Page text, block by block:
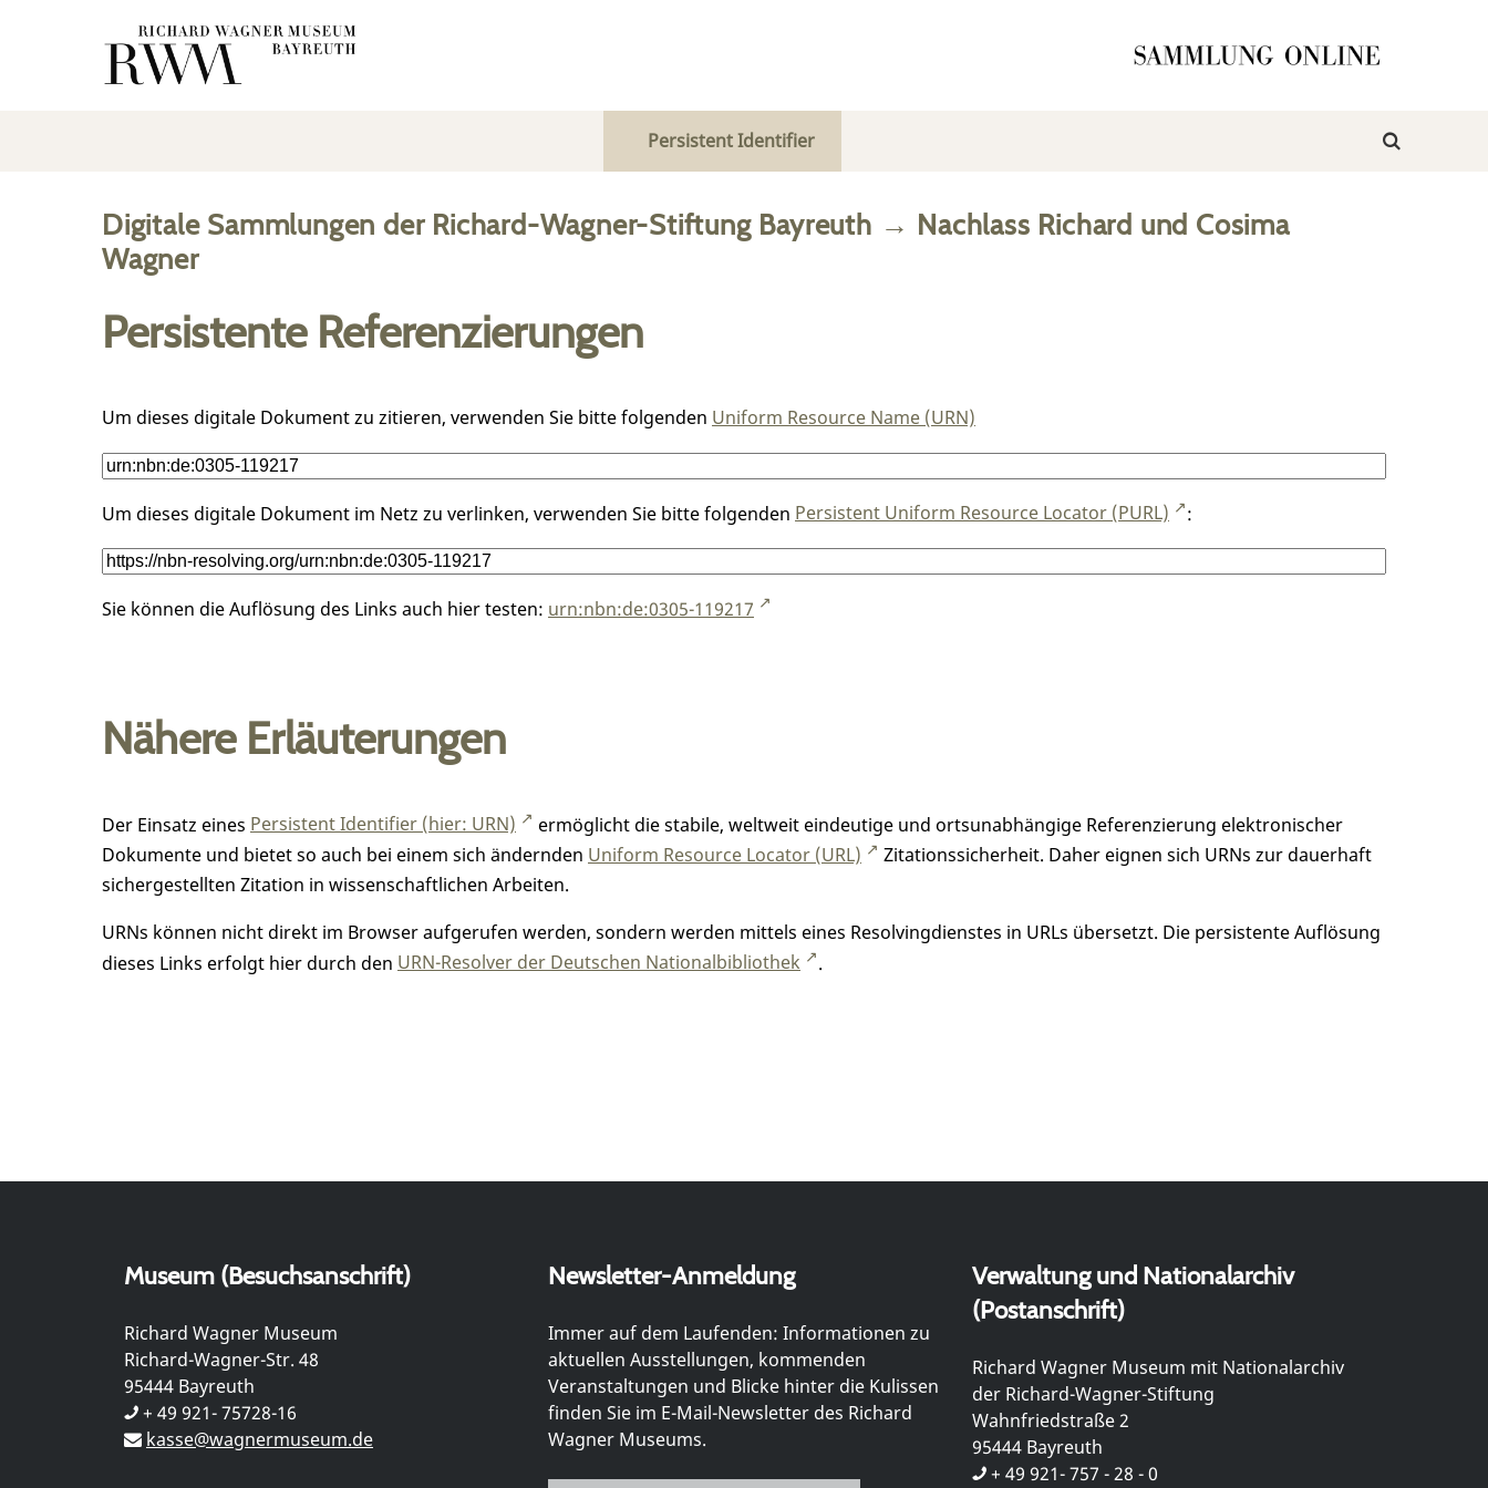
Persistent Identifier
Digitale Sammlungen der Richard-Wagner-Stiftung Bayreuth → Nachlass Richard und Cosima
Wagner
Persistente Referenzierungen
Um dieses digitale Dokument zu zitieren, verwenden Sie bitte folgenden Uniform Resource Name (URN)
Um dieses digitale Dokument im Netz zu verlinken, verwenden Sie bitte folgenden Persistent Uniform Resource Locator (PURL) :
Sie können die Auflösung des Links auch hier testen: urn:nbn:de:0305-119217
Nähere Erläuterungen
Der Einsatz eines Persistent Identifier (hier: URN)
ermöglicht die stabile, weltweit eindeutige und ortsunabhängige Referenzierung elektronischer
Dokumente und bietet so auch bei einem sich ändernden Uniform Resource Locator (URL)
Zitationssicherheit. Daher eignen sich URNs zur dauerhaft
sichergestellten Zitation in wissenschaftlichen Arbeiten.
URNs können nicht direkt im Browser aufgerufen werden, sondern werden mittels eines Resolvingdienstes in URLs übersetzt. Die persistente Auflösung
dieses Links erfolgt hier durch den URN-Resolver der Deutschen Nationalbibliothek .
Museum (Besuchsanschrift)
Richard Wagner Museum
Richard-Wagner-Str. 48
95444 Bayreuth
+ 49 921- 75728-16
kasse@wagnermuseum.de
Newsletter-Anmeldung
Immer auf dem Laufenden: Informationen zu
aktuellen Ausstellungen, kommenden
Veranstaltungen und Blicke hinter die Kulissen
finden Sie im E-Mail-Newsletter des Richard
Wagner Museums.
Verwaltung und Nationalarchiv
(Postanschrift)
Richard Wagner Museum mit Nationalarchiv
der Richard-Wagner-Stiftung
Wahnfriedstraße 2
95444 Bayreuth
+ 49 921- 757 - 28 - 0